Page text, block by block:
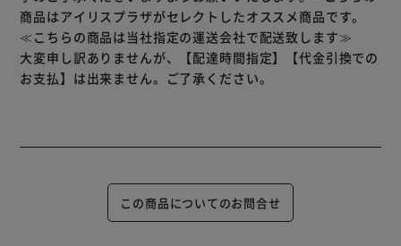
商品はアイリスプラザがセレクトしたオススメ商品です。
≪こちらの商品は当社指定の運送会社で配送致します≫
大変申し訳ありませんが、【配達時間指定】【代金引換での
お支払】は出来ません。ご了承ください。
この商品についてのお問合せ